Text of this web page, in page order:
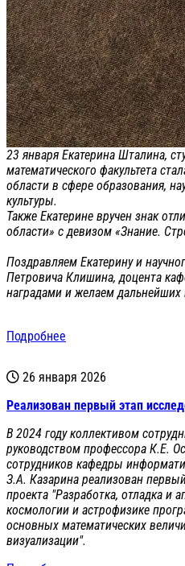
23 января Екатерина Шталина,
математического факультета
области в сфере образования,
культуры.
Также Екатерине вручен знак
области» с девизом «Знание.
Поздравляем Екатерину и
Петровича Клишина, доцента
наградами и желаем дальнейших
Подробнее
26 января 2026
Реализован первый этап
В 2024 году коллективом
руководством профессора К.Е.
сотрудников кафедры
З.А. Казарина реализован
проекта "Разработка, отладка и
космологии и астрофизике
основных математических
визуализации".